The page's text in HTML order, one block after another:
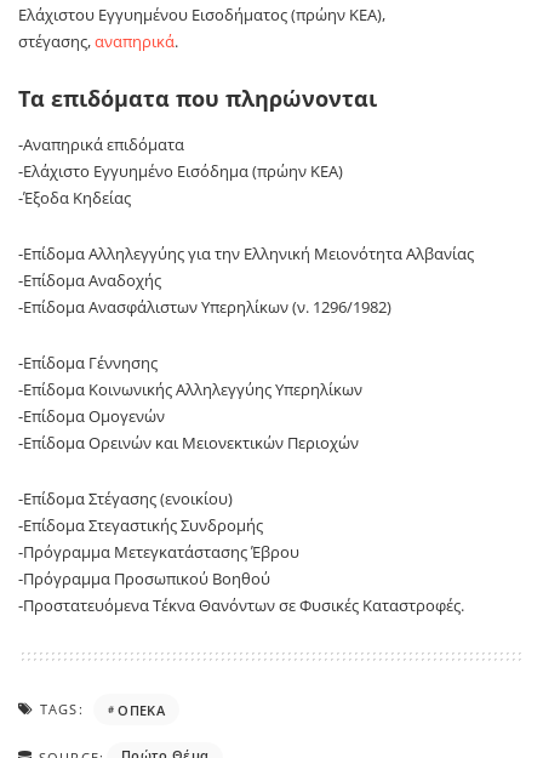
Ελάχιστου Εγγυημένου Εισοδήματος (πρώην ΚΕΑ),
στέγασης,αναπηρικά.
Τα επιδόματα που πληρώνονται
-Αναπηρικά επιδόματα
-Ελάχιστο Εγγυημένο Εισόδημα (πρώην ΚΕΑ)
-Έξοδα Κηδείας
-Επίδομα Αλληλεγγύης για την Ελληνική Μειονότητα Αλβανίας
-Επίδομα Αναδοχής
-Επίδομα Ανασφάλιστων Υπερηλίκων (ν. 1296/1982)
-Επίδομα Γέννησης
-Επίδομα Κοινωνικής Αλληλεγγύης Υπερηλίκων
-Επίδομα Ομογενών
-Επίδομα Ορεινών και Μειονεκτικών Περιοχών
-Επίδομα Στέγασης (ενοικίου)
-Επίδομα Στεγαστικής Συνδρομής
-Πρόγραμμα Μετεγκατάστασης Έβρου
-Πρόγραμμα Προσωπικού Βοηθού
-Προστατευόμενα Τέκνα Θανόντων σε Φυσικές Καταστροφές.
TAGS: ΟΠΕΚΑ